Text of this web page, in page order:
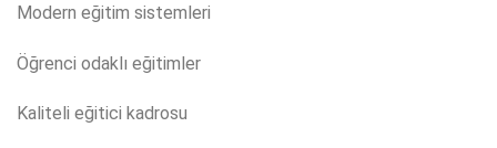
Modern eğitim sistemleri
Öğrenci odaklı eğitimler
Kaliteli eğitici kadrosu